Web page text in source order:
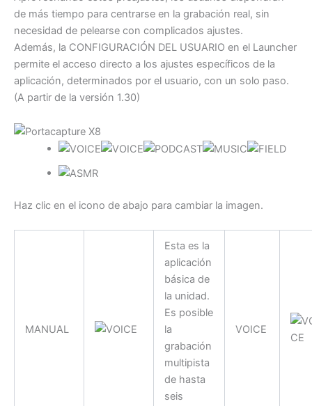
de más tiempo para centrarse en la grabación real, sin
necesidad de pelearse con complicados ajustes.
Además, la CONFIGURACIÓN DEL USUARIO en el Launcher
permite el acceso directo a los ajustes específicos de la
aplicación, determinados por el usuario, con un solo paso.
(A partir de la versión 1.30)
Haz clic en el icono de abajo para cambiar la imagen.
MANUAL
Esta es la
aplicación
básica de
la unidad.
Es posible
la
grabación
multipista
de hasta
seis
VOICE